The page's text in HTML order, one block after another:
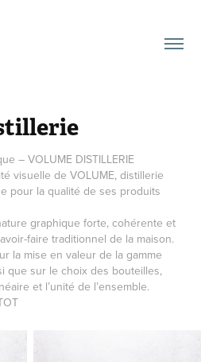
– VOLUME DISTILLERIE
visuelle de VOLUME, distillerie
pour la qualité de ses produits
graphique forte, cohérente et
faire traditionnel de la maison.
la mise en valeur de la gamme
que sur le choix des bouteilles,
et l’unité de l’ensemble.